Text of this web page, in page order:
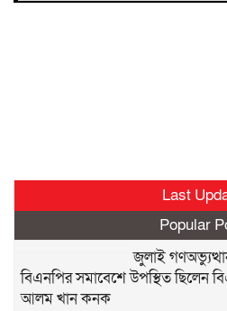
Last
Popular
জুলাই
বিএনপির সমাবেশে উপস্থিত ছিলেন
আলম খান কনক